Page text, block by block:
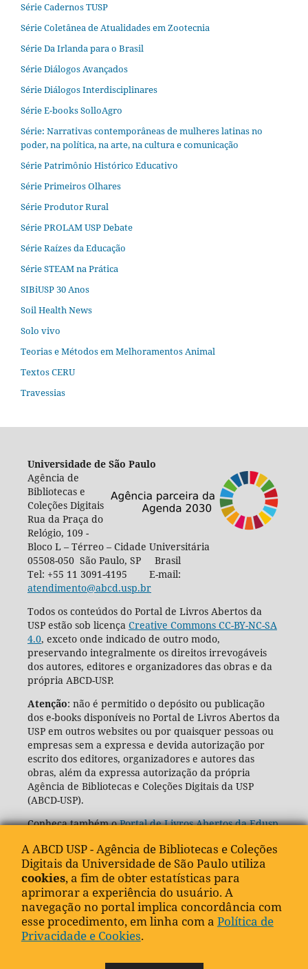
Série Cadernos TUSP
Série Coletânea de Atualidades em Zootecnia
Série Da Irlanda para o Brasil
Série Diálogos Avançados
Série Diálogos Interdisciplinares
Série E-books SolloAgro
Série: Narrativas contemporâneas de mulheres latinas no
poder, na política, na arte, na cultura e comunicação
Série Patrimônio Histórico Educativo
Série Primeiros Olhares
Série Produtor Rural
Série PROLAM USP Debate
Série Raízes da Educação
Série STEAM na Prática
SIBiUSP 30 Anos
Soil Health News
Solo vivo
Teorias e Métodos em Melhoramentos Animal
Textos CERU
Travessias
Universidade de São Paulo
Agência de
Bibliotecas e
Coleções Digitais
Rua da Praça do
Relógio, 109 -
Bloco L – Térreo – Cidade Universitária
05508-050 São Paulo, SP Brasil
Tel: +55 11 3091-4195 E-mail:
atendimento@abcd.usp.br
Todos os conteúdos do Portal de Livros Abertos da
USP estão sob licença Creative Commons CC-BY-NC-SA
4.0, exceto onde indicado de outro modo,
preservando integralmente os direitos irrevogáveis
dos autores, editores e organizadores das obras e da
própria ABCD-USP.
Atenção: não é permitido o depósito ou publicação
dos e-books disponíveis no Portal de Livros Abertos da
USP em outros websites ou por quaisquer pessoas ou
empresas sem a expressa e devida autorização por
escrito dos editores, organizadores e autores das
obras, além da expressa autorização da própria
Agência de Bibliotecas e Coleções Digitais da USP
(ABCD-USP).
Conheça também oPortal de Livros Abertos da Edusp
A ABCD USP - Agência de Bibliotecas e Coleções
Digitais da Universidade de São Paulo utiliza
cookies, a fim de obter estatísticas para
aprimorar a experiência do usuário. A
navegação no portal implica concordância com
esse procedimento, em linha com a Política de
Privacidade e Cookies.